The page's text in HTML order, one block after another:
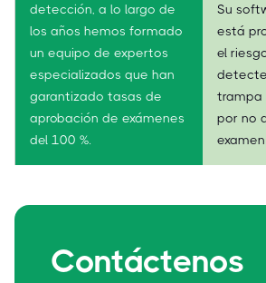
detección, a lo largo de
los años hemos formado
un equipo de expertos
especializados que han
garantizado tasas de
aprobación de exámenes
del 100 %.
Su
está
el
trampa
por no
examen.
Contáctenos